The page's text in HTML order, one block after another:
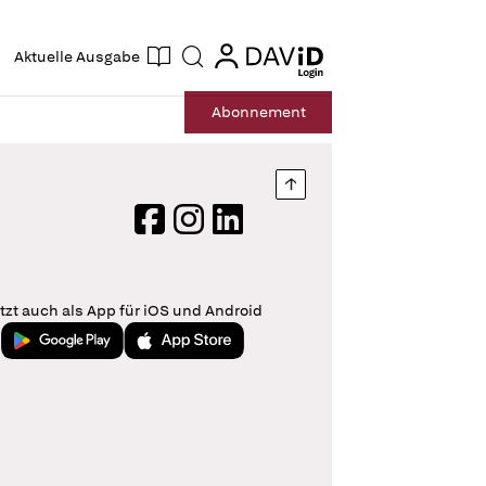
Aktuelle Ausgabe Suche login
login
Abonnement
Nach oben springen
FacebookInstagram
LinkedIn
auch als App für iOS und Android
Jetzt bei Google PlayLaden im App Store